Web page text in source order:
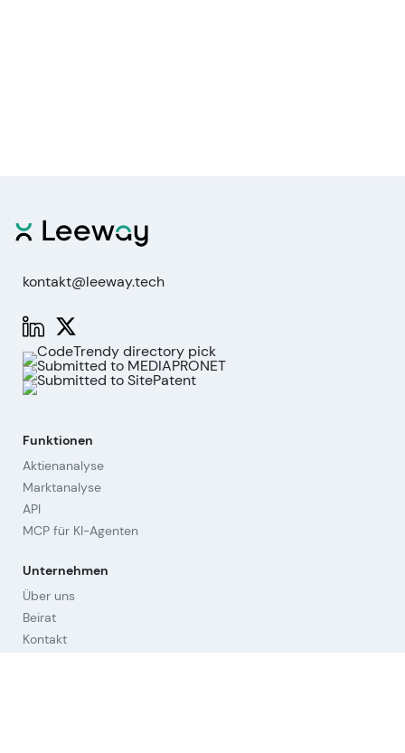
kontakt@leeway.tech
Funktionen
Aktienanalyse
Marktanalyse
API
MCP für KI-Agenten
Unternehmen
Über uns
Beirat
Kontakt